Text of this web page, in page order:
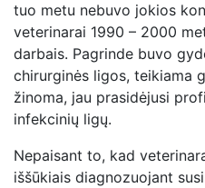
tuo metu nebuvo jokios
veterinarai 1990 – 2000
darbais. Pagrinde buvo
chirurginės ligos, teikiama
žinoma, jau prasidėjusi
infekcinių ligų.
Nepaisant to, kad
iššūkiais diagnozuojant